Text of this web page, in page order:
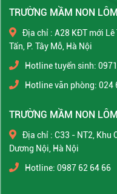
TRƯỜNG MẦM NON
Địa chỉ : A28 KĐT mới Lê
Tấn, P. Tây Mỗ, Hà Nội
Hotline tuyển sinh:
Hotline văn phòng: 024
TRƯỜNG MẦM NON
Địa chỉ : C33 - NT2, Khu
Dương Nội, Hà Nội
Hotline: 0987 62 64 66